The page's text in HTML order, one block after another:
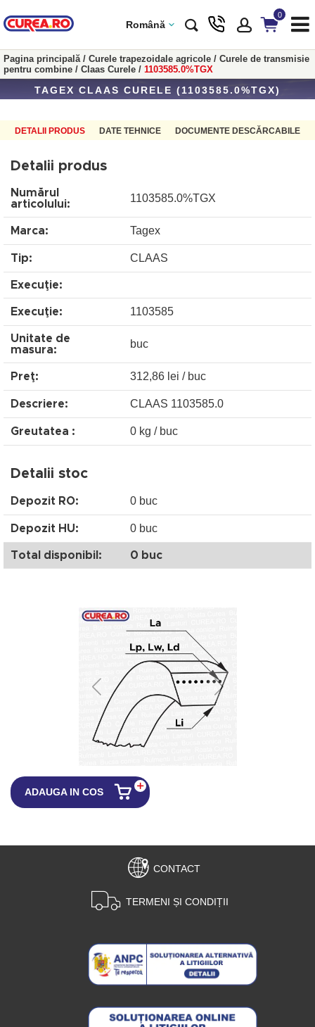
Română
0
Pagina principală/ Curele trapezoidale agricole / Curele de transmisie
pentru combine / Claas Curele / 1103585.0%TGX
TAGEX CLAAS CURELE (1103585.0%TGX)
DETALII PRODUS DATE TEHNICE DOCUMENTE DESCĂRCABILE
Detalii produs
Numărul
articolului:
1103585.0%TGX
Marca: Tagex
Tip: CLAAS
Execuţie:
Execuţie: 1103585
Unitate de
masura:
buc
Preţ: 312,86 lei / buc
Descriere: CLAAS 1103585.0
Greutatea : 0 kg / buc
Detalii stoc
Depozit RO: 0 buc
Depozit HU: 0 buc
Total disponibil: 0 buc
ADAUGA IN COS
CONTACT
TERMENI ȘI CONDIȚII